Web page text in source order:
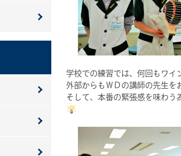
学校での練習では、何回もワイ
外部からもＷＤの講師の先生を
そして、本番の緊張感を味わう